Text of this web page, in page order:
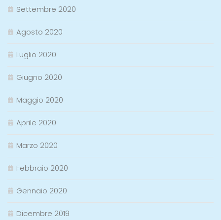
Settembre 2020
Agosto 2020
Luglio 2020
Giugno 2020
Maggio 2020
Aprile 2020
Marzo 2020
Febbraio 2020
Gennaio 2020
Dicembre 2019